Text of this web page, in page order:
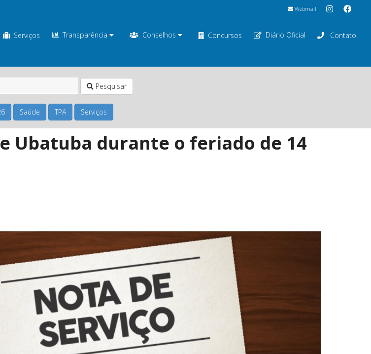
Webmail |
Serviços Transparência Conselhos Concursos Diário Oficial Contato
Pesquisar
Saúde TPA Serviços
Ubatuba durante o feriado de 14